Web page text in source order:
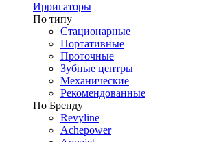
Ирригаторы
По типу
Стационарные
Портативные
Проточные
Зубные центры
Механические
Рекомендованные
По Бренду
Revyline
Achepower